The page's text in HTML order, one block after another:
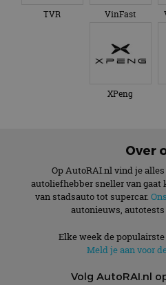
TVR VinFast
XPeng
Over
Op AutoRAI.nl vind je
autoliefhebber sneller van gaat
van stadsauto tot supercar.
autonieuws, autotests
Elke week de
Meld je aan voor
Volg AutoRAI.nl